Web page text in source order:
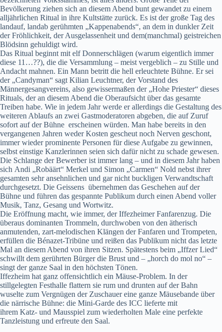
Bevölkerung ziehen sich an diesem Abend bunt gewandet zu einem
alljährlichen Ritual in ihre Kultstätte zurück. Es ist der große Tag des
landauf, landab gerühmten „Kappenabends“, an dem in dunkler Zeit
der Fröhlichkeit, der Ausgelassenheit und dem(manchmal) geistreichen
Blödsinn gehuldigt wird.
Das Ritual beginnt mit elf Donnerschlägen (warum eigentlich immer
diese 11…??), die die Versammlung – meist vergeblich – zu Stille und
Andacht mahnen. Ein Mann betritt die hell erleuchtete Bühne. Er sei
der „Candyman“ sagt Kilian Leuchtner, der Vorstand des
Männergesangvereins, also gewissermaßen der „Hohe Priester“ dieses
Rituals, der an diesem Abend die Oberaufsicht über das gesamte
Treiben habe. Wie in jedem Jahr werde er allerdings die Gestaltung des
weiteren Ablaufs an zwei Gastmoderatoren abgeben, die auf Zuruf
sofort auf der Bühne erscheinen würden. Man habe bereits in den
vergangenen Jahren weder Kosten gescheut noch Nerven geschont,
immer wieder prominente Personen für diese Aufgabe zu gewinnen,
selbst einstige Kanzlerinnen seien sich dafür nicht zu schade gewesen.
Die Schlange der Bewerber ist immer lang – und in diesem Jahr haben
sich Andi „Robäärt“ Merkel und Simon „Carmen“ Nold nebst ihrer
gesamten sehr ansehnlichen und gar nicht buckligen Verwandtschaft
durchgesetzt. Die Geissens übernehmen das Geschehen auf der
Bühne und führen das gespannte Publikum durch einen Abend voller
Musik, Tanz, Gesang und Wortwitz.
Die Eröffnung macht, wie immer, der Iffezheimer Fanfarenzug. Die
überaus dominanten Trommeln, durchwoben von den ätherisch
anmutenden, zart-melodischen Klängen der Fanfaren und Trompeten,
erfüllen die Bénazet-Tribüne und reißen das Publikum nicht das letzte
Mal an diesem Abend von ihren Sitzen. Spätestens beim „Iffzer Lied“
schwillt dem gerührten Bürger die Brust und – „horch do mol no“ –
singt der ganze Saal in den höchsten Tönen.
Iffezheim hat ganz offensichtlich ein Mäuse-Problem. In der
stillgelegten Festhalle flattern sie rum und drunten auf der Bahn
wuselte zum Vergnügen der Zuschauer eine ganze Mäusebande über
die närrische Bühne: die Mini-Garde des ICC lieferte mit
ihrem Katz- und Mausspiel zum wiederholten Male eine perfekte
Tanzleistung und erfreute den Saal.